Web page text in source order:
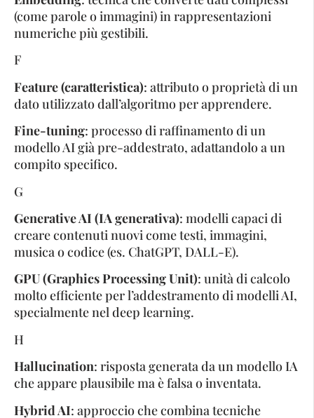
(come parole o immagini) in rappresentazioni
numeriche più gestibili.
F
Feature (caratteristica): attributo o proprietà di un
dato utilizzato dall’algoritmo per apprendere.
Fine-tuning: processo di raffinamento di un
modello AI già pre-addestrato, adattandolo a un
compito specifico.
G
Generative AI (IA generativa): modelli capaci di
creare contenuti nuovi come testi, immagini,
musica o codice (es. ChatGPT, DALL-E).
GPU (Graphics Processing Unit): unità di calcolo
molto efficiente per l’addestramento di modelli AI,
specialmente nel deep learning.
H
Hallucination: risposta generata da un modello IA
che appare plausibile ma è falsa o inventata.
Hybrid AI: approccio che combina tecniche